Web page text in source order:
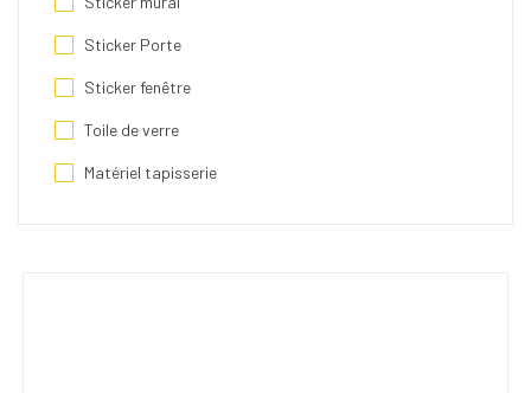
Sticker Porte
Sticker fenêtre
Toile de verre
Matériel tapisserie